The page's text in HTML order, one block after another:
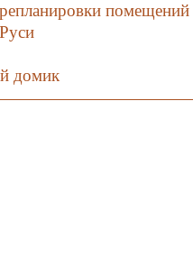
помещений
домик